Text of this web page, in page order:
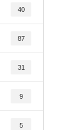
40
87
31
9
5